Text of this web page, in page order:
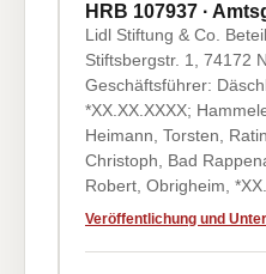
HRB 107937 ·
Lidl Stiftung & Co.
Stiftsbergstr. 1, 74172
Geschäftsführer:
*XX.XX.XXXX;
Heimann, Torsten,
Christoph, Bad
Robert, Obrigheim,
Veröffentlichung und